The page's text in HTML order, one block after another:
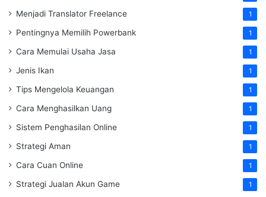
Menjadi Translator Freelance 1
Pentingnya Memilih Powerbank 1
Cara Memulai Usaha Jasa 1
Jenis Ikan 1
Tips Mengelola Keuangan 1
Cara Menghasilkan Uang 1
Sistem Penghasilan Online 1
Strategi Aman 1
Cara Cuan Online 1
Strategi Jualan Akun Game 1